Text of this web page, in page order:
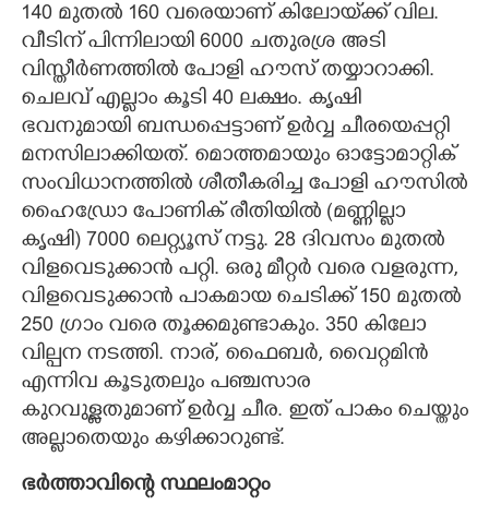
140 മുതൽ 160 വരെയാണ് കിലോയ്‌ക്ക് വില.
വീടിന് പിന്നിലായി 6000 ചതുരശ്ര അടി
വിസ്തീർണത്തിൽ പോളി ഹൗസ് തയ്യാറാക്കി.
ചെലവ് എല്ലാം കൂടി 40 ലക്ഷം. കൃഷി
ഭവനുമായി ബന്ധപ്പെട്ടാണ് ഉർവ്വ ചീരയെപ്പറ്റി
മനസിലാക്കിയത്. മൊത്തമായും ഓട്ടോമാറ്റിക്
സംവിധാനത്തിൽ ശീതീകരിച്ച പോളി ഹൗസിൽ
ഹൈഡ്രോ പോണിക് രീതിയിൽ (മണ്ണില്ലാ
കൃഷി) 7000 ലെറ്റ്യൂസ് നട്ടു. 28 ദിവസം മുതൽ
വിളവെടുക്കാൻ പറ്റി. ഒരു മീറ്റർ വരെ വളരുന്ന,
വിളവെടുക്കാൻ പാകമായ ചെടിക്ക് 150 മുതൽ
250 ഗ്രാം വരെ തൂക്കമുണ്ടാകും. 350 കിലോ
വില്പന നടത്തി. നാര്, ഫൈബർ, വൈറ്റമിൻ
എന്നിവ കൂടുതലും പഞ്ചസാര
കുറവുള്ളതുമാണ് ഉർവ്വ ചീര. ഇത് പാകം ചെയ്തും
അല്ലാതെയും കഴിക്കാറുണ്ട്.
ഭർത്താവിന്റെ സ്ഥലംമാറ്റം